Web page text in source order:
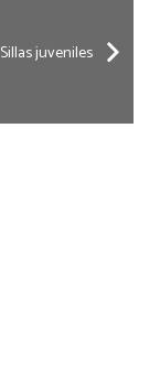
Sillas juveniles